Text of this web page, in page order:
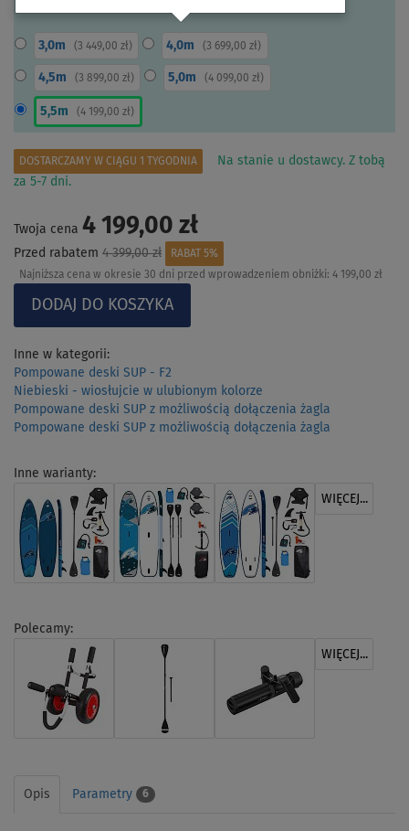
3,0m ( 3 449,00 zł) 4,0m (3 699,00 zł)
4,5m ( 3 899,00 zł) 5,0m (4 099,00 zł)
5,5m ( 4 199,00 zł)
DOSTARCZAMY W CIĄGU 1 TYGODNIA
Na stanie u dostawcy. Z tobą
za 5-7 dni.
Twoja cena 4 199,00 zł
Przed rabatem 4 399,00 zł
RABAT 5%
Najniższa cena w okresie 30 dni przed wprowadzeniem obniżki: 4 199,00 zł
Inne w kategorii:
Pompowane deski SUP - F2
Niebieski - wiosłujcie w ulubionym kolorze
Pompowane deski SUP z możliwością dołączenia żagla
Pompowane deski SUP z możliwością dołączenia żagla
Inne warianty:
WIĘCEJ...
Polecamy:
WIĘCEJ...
Opis Parametry 6